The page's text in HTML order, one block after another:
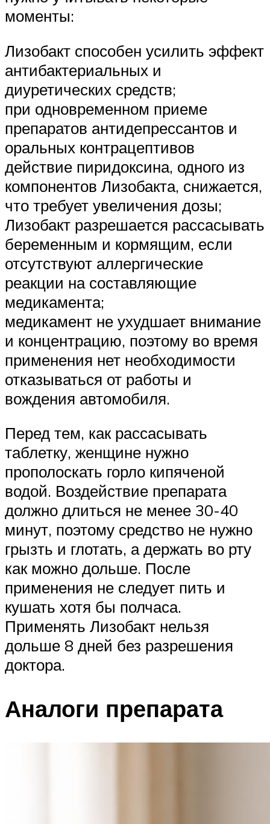
моменты:
Лизобакт способен усилить эффект
антибактериальных и
диуретических средств;
при одновременном приеме
препаратов антидепрессантов и
оральных контрацептивов
действие пиридоксина, одного из
компонентов Лизобакта, снижается,
что требует увеличения дозы;
Лизобакт разрешается рассасывать
беременным и кормящим, если
отсутствуют аллергические
реакции на составляющие
медикамента;
медикамент не ухудшает внимание
и концентрацию, поэтому во время
применения нет необходимости
отказываться от работы и
вождения автомобиля.
Перед тем, как рассасывать
таблетку, женщине нужно
прополоскать горло кипяченой
водой. Воздействие препарата
должно длиться не менее 30-40
минут, поэтому средство не нужно
грызть и глотать, а держать во рту
как можно дольше. После
применения не следует пить и
кушать хотя бы полчаса.
Применять Лизобакт нельзя
дольше 8 дней без разрешения
доктора.
Аналоги препарата